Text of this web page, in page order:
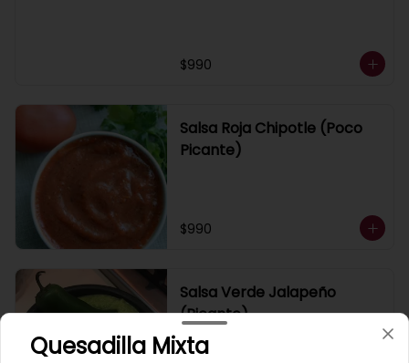
$990
Salsa Roja Chipotle (Poco
Picante)
$990
Salsa Verde Jalapeño
(Picante)
Quesadilla Mixta